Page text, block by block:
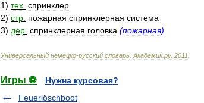
1) тех спринклер
2) стр пожарная спринклерная система
3) дер спринклерная головка (пожарная)
Универсальный немецко-русский словарь Академик.ру. 2011
Игры ⚽
Нужна курсовая?
Feuerlöschboot